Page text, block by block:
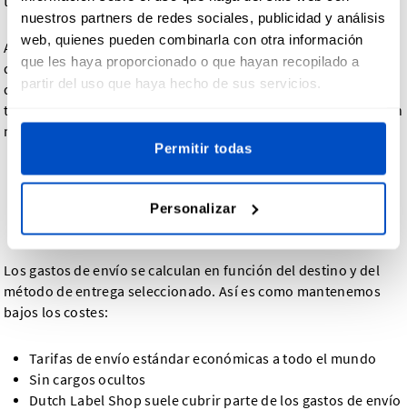
nuestros partners de redes sociales, publicidad y análisis
web, quienes pueden combinarla con otra información
que les haya proporcionado o que hayan recopilado a
partir del uso que haya hecho de sus servicios.
Permitir todas
Personalizar
Al finalizar la compra, verás todos los métodos de envío
disponibles y las estimaciones exactas de entrega para tu
dirección. El envío urgente puede ahorrarte unos días en el
tiempo de entrega, mientras que el envío estándar es la opción
más económica.
Gastos de envío: asequibles y
transparentes
Los gastos de envío se calculan en función del destino y del
método de entrega seleccionado. Así es como mantenemos
bajos los costes:
Tarifas de envío estándar económicas a todo el mundo
Sin cargos ocultos
Dutch Label Shop suele cubrir parte de los gastos de envío